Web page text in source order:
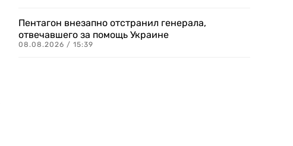
Пентагон внезапно отстранил генерала,
отвечавшего за помощь Украине
08.08.2026 / 15:39